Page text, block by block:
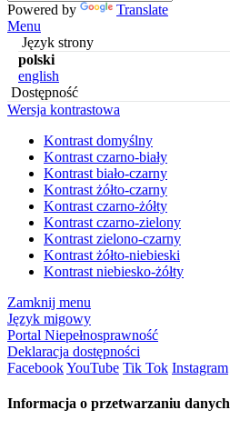
Powered by
Translate
Menu
Język strony
polski
english
Dostępność
Wersja kontrastowa
Kontrast domyślny
Kontrast czarno-biały
Kontrast biało-czarny
Kontrast żółto-czarny
Kontrast czarno-żółty
Kontrast czarno-zielony
Kontrast zielono-czarny
Kontrast żółto-niebieski
Kontrast niebiesko-żółty
Zamknij menu
Język migowy
Portal Niepełnosprawność
Deklaracja dostępności
FacebookYouTube Tik Tok Instagram
Informacja o przetwarzaniu danych